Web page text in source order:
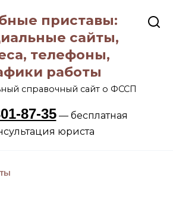
приставы:
сайты,
телефоны,
работы
справочный сайт о ФССП
87-35— бесплатная
юриста